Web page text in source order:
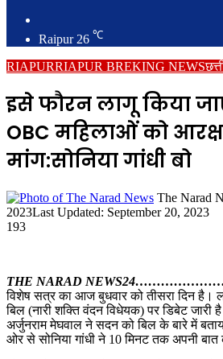
for
Raipur 26 ℃
RIAPURRIAPUR BREKING NEWS
इसे फौरन लागू किया
OBC महिलाओं को
मांग:सोनिया गांधी बो
The Narad
2023Last Updated: September 20, 2023
193
THE NARAD
विशेष सत्र का आज बुधवार को तीसरा दिन है।
बिल (नारी शक्ति वंदन विधेयक) पर डिबेट
अर्जुनराम मेघवाल ने सदन को बिल के बारे में
ओर से सोनिया गांधी ने 10 मिनट तक अपनी बात